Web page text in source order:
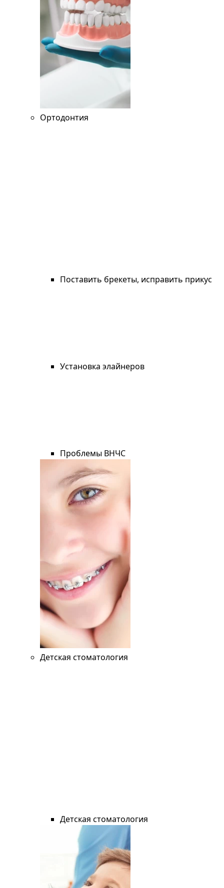
Ортодонтия
Поставить брекеты, исправить прикус
Установка элайнеров
Проблемы ВНЧС
Детская стоматология
Детская стоматология